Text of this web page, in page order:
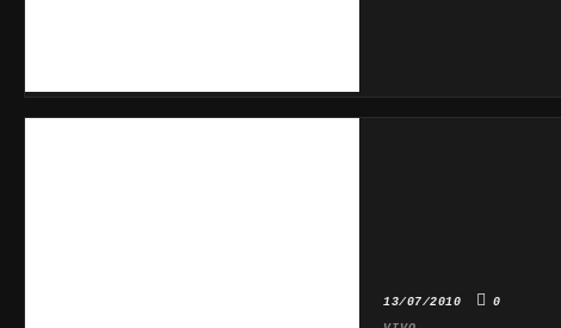
13/07/2010
0